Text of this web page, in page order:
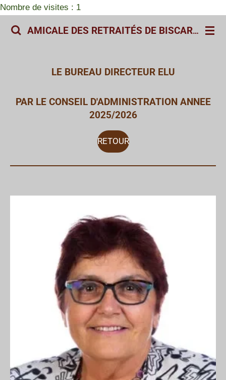
Nombre de visites : 1
Passer
au
AMICALE DES RETRAITÉS DE BISCARROSSE
LE BUREAU DIRECTEUR ELU
PAR LE CONSEIL D'ADMINISTRATION ANNEE
2025/2026
RETOUR